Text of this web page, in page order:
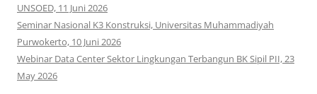
UNSOED, 11 Juni 2026
Seminar Nasional K3 Konstruksi, Universitas Muhammadiyah
Purwokerto, 10 Juni 2026
Webinar Data Center Sektor Lingkungan Terbangun BK Sipil PII, 23
May 2026